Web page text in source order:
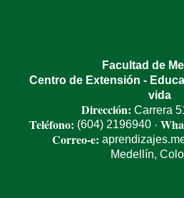
Facultad de
Centro de Extensión -
vida
Dirección: Carrera
Teléfono: (604) 2196940·
Correo-e:
Medellín,